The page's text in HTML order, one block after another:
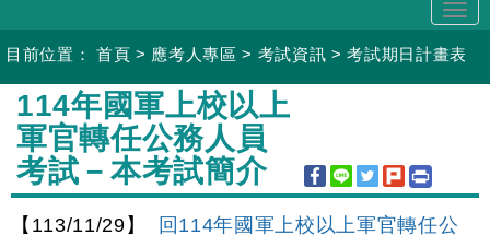
目前位置： 首頁 > 應考人專區 > 考試資訊 >考試期日計畫表
:::
114年國軍上校以上
軍官轉任公務人員
考試－本考試簡介
【113/11/29】
回114年國軍上校以上軍官轉任公